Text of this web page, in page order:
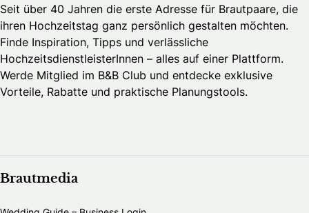
Seit über 40 Jahren die erste Adresse für Brautpaare, die
ihren Hochzeitstag ganz persönlich gestalten möchten.
Finde Inspiration, Tipps und verlässliche
HochzeitsdienstleisterInnen – alles auf einer Plattform.
Werde Mitglied im B&B Club und entdecke exklusive
Vorteile, Rabatte und praktische Planungstools.
Brautmedia